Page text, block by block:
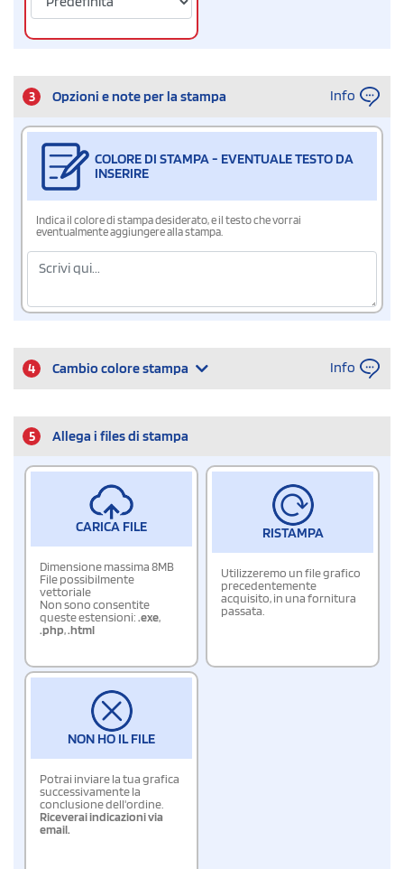
3 Opzioni e note per la stampa Info
COLORE DI STAMPA - EVENTUALE TESTO DA
INSERIRE
Indica il colore di stampa desiderato, e il testo che vorrai
eventualmente aggiungere alla stampa.
4 Cambio colore stampa Info
5 Allega i files di stampa
CARICA FILE
Dimensione massima 8MB
File possibilmente
vettoriale
Non sono consentite
queste estensioni:.exe,
.php,.html
RISTAMPA
Utilizzeremo un file grafico
precedentemente
acquisito, in una fornitura
passata.
NON HO IL FILE
Potrai inviare la tua grafica
successivamente la
conclusione dell'ordine.
Riceverai indicazioni via
email.